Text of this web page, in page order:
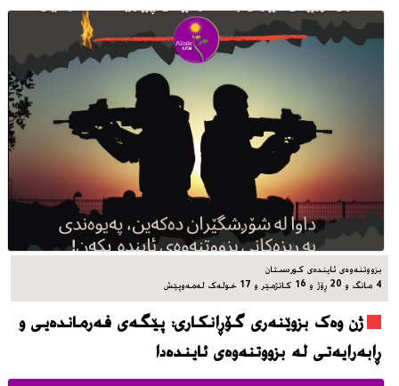
بزووتنه‌وه‌ی ئاینده‌ی کوردستان
4 مانگ و 20 ڕۆژ و 16 کاتژمێر و 17 خوله‌ک له‌مه‌وپێش‌
ژن وەک بزوێنەری گۆڕانکاری: پێگەی فەرماندەیی و
ڕابەرایەتی لە بزووتنەوەی ئایندەدا